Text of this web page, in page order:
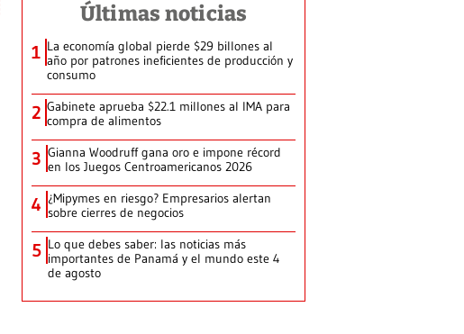
Últimas noticias
1 La economía global pierde $29 billones al
año por patrones ineficientes de producción y
consumo
2 Gabinete aprueba $22.1 millones al IMA para
compra de alimentos
3 Gianna Woodruff gana oro e impone récord
en los Juegos Centroamericanos 2026
4 ¿Mipymes en riesgo? Empresarios alertan
sobre cierres de negocios
5 Lo que debes saber: las noticias más
importantes de Panamá y el mundo este 4
de agosto